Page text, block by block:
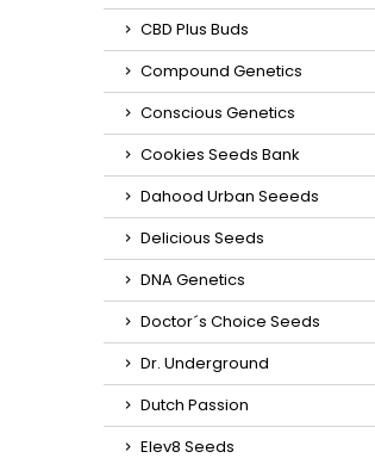
CBD Plus Buds
Compound Genetics
Conscious Genetics
Cookies Seeds Bank
Dahood Urban Seeeds
Delicious Seeds
DNA Genetics
Doctor´s Choice Seeds
Dr. Underground
Dutch Passion
Elev8 Seeds